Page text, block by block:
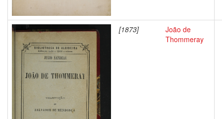
[1873]
João de
Thommeray